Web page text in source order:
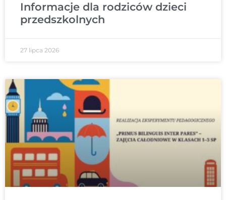
Informacje dla rodziców dzieci
przedszkolnych
27 lipca 2026